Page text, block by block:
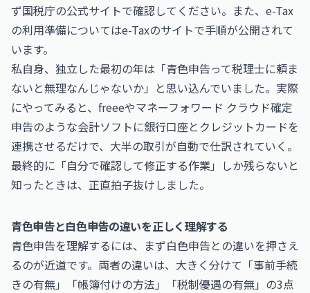
ず国税庁の公式サイトで確認してください。また、e-Tax
の利用準備についてはe-Taxのサイトで手順が公開されて
います。
私自身、独立した最初の年は「青色申告って税理士に頼ま
ないと無理なんじゃないか」と思い込んでいました。実際
にやってみると、freeeやマネーフォワード クラウド確定
申告のような会計ソフトに銀行口座とクレジットカードを
連携させるだけで、大半の取引が自動で仕訳されていく。
最終的に「自分で確認して修正する作業」しか残らないと
知ったときは、正直拍子抜けしました。
青色申告と白色申告の違いを正しく理解する
青色申告を理解するには、まず白色申告との違いを押さえ
るのが近道です。両者の違いは、大きく分けて「事前手続
きの有無」「帳簿付けの方法」「税制優遇の有無」の3点